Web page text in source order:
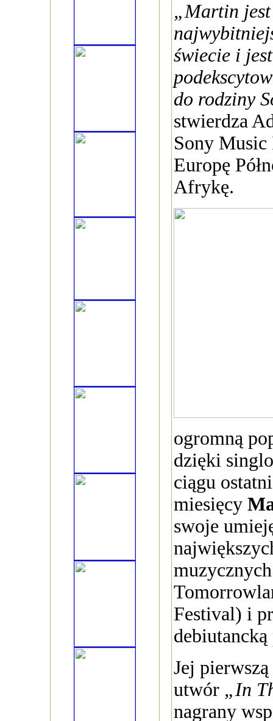
„Martin jest
świecie i
do rodziny
stwierdza
Sony Music
Europę
Afrykę.
ogromną
dzięki
ciągu
miesięcy
swoje
Festival) i
debiutancką
Jej
utwór „In
nagrany